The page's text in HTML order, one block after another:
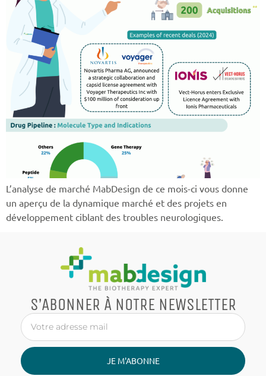
L’analyse de marché MabDesign de ce mois-ci vous donne
un aperçu de la dynamique marché et des projets en
développement ciblant des troubles neurologiques.
S’ABONNER À NOTRE NEWSLETTER
JE M'ABONNE